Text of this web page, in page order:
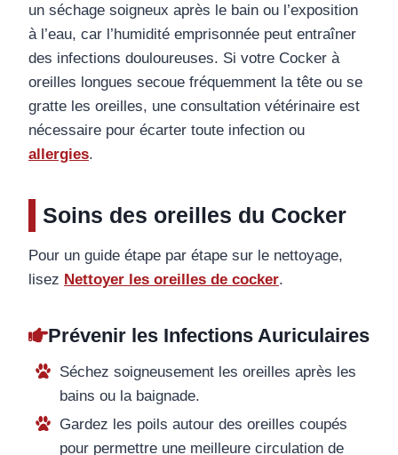
un séchage soigneux après le bain ou l’exposition
à l’eau, car l’humidité emprisonnée peut entraîner
des infections douloureuses. Si votre Cocker à
oreilles longues secoue fréquemment la tête ou se
gratte les oreilles, une consultation vétérinaire est
nécessaire pour écarter toute infection ou
allergies.
Soins des oreilles du Cocker
Pour un guide étape par étape sur le nettoyage,
lisez Nettoyer les oreilles de cocker.
Prévenir les Infections Auriculaires
Séchez soigneusement les oreilles après les
bains ou la baignade.
Gardez les poils autour des oreilles coupés
pour permettre une meilleure circulation de